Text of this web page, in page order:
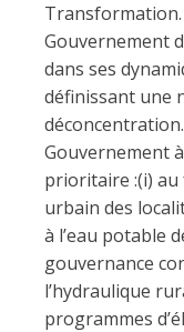
Transformation.
Gouvernement
dans ses
définissant une
Gouvernement
prioritaire :(i)
urbain des
à l’eau potable
gouvernance
l’hydraulique
programmes